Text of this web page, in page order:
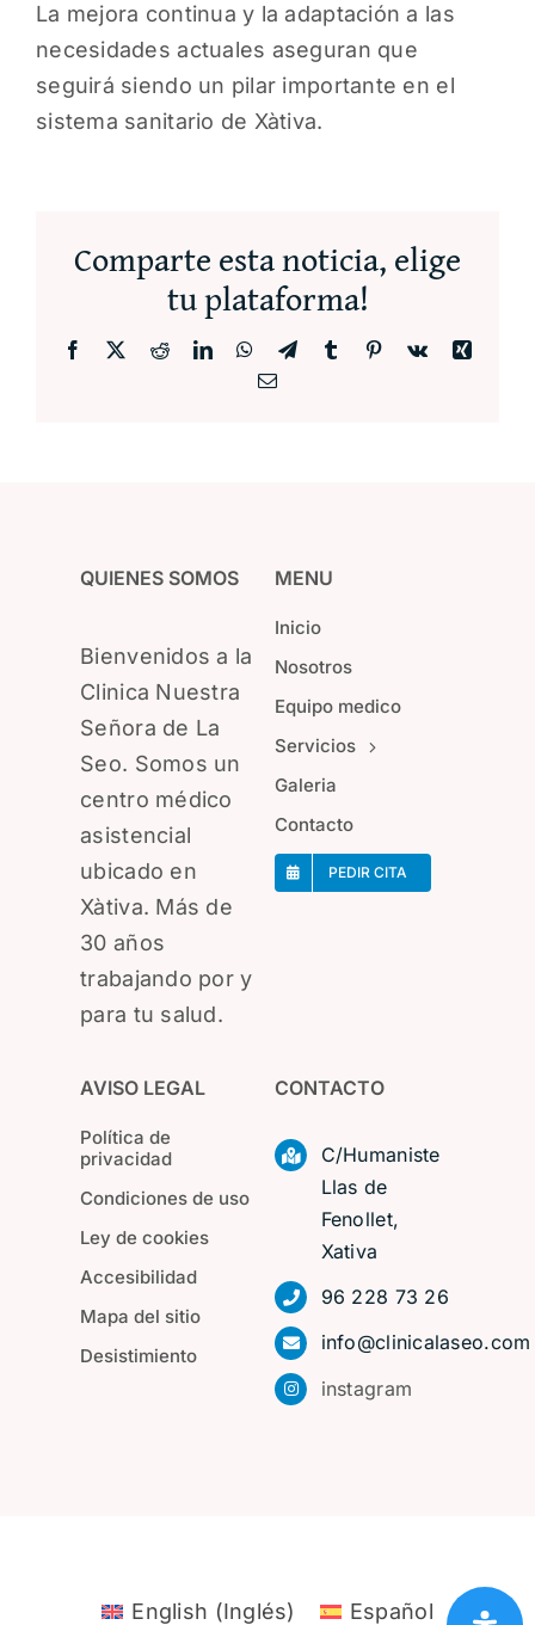
La mejora continua y la adaptación a las
necesidades actuales aseguran que
seguirá siendo un pilar importante en el
sistema sanitario de Xàtiva.
Comparte esta noticia, elige
tu plataforma!
Facebook RedditLinkedInWhatsApp
TelegramTumblr Pinterest
Vk
Xing
Correo
QUIENES SOMOS
Bienvenidos a la
Clinica Nuestra
Señora de La
Seo. Somos un
centro médico
asistencial
ubicado en
Xàtiva. Más de
30 años
trabajando por y
para tu salud.
MENU
Inicio
Nosotros
Equipo medico
Servicios
Galeria
Contacto
PEDIR CITA
AVISO LEGAL
Política de
privacidad
Condiciones de uso
Ley de cookies
Accesibilidad
Mapa del sitio
Desistimiento
CONTACTO
C/Humaniste
Llas de
Fenollet,
Xativa
96 228 73 26
info@clinicalaseo.com
instagram
English (Inglés) Español